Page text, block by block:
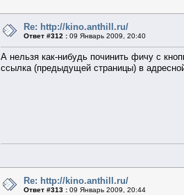
Re: http://kino.anthill.ru/
Ответ #312 : 09 Январь 2009, 20:40
А нельзя как-нибудь починить фичу с
ссылка (предыдущей страницы) в
Re: http://kino.anthill.ru/
Ответ #313 : 09 Январь 2009, 20:44